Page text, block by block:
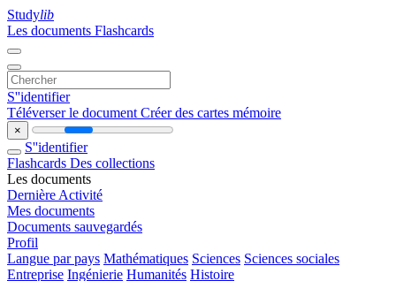
Studylib
Les documents Flashcards
S''identifier
Téléverser le document Créer des cartes mémoire
×
S''identifier
Flashcards Des collections
Les documents
Dernière Activité
Mes documents
Documents sauvegardés
Profil
Langue par pays Mathématiques Sciences Sciences sociales
Entreprise Ingénierie Humanités Histoire